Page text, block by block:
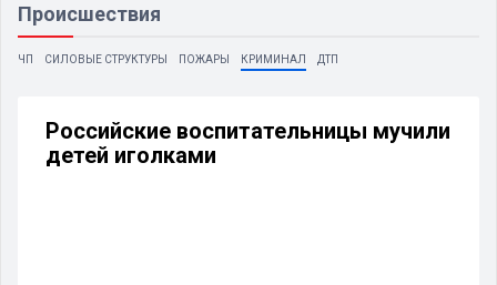
Происшествия
ЧП СИЛОВЫЕ СТРУКТУРЫ ПОЖАРЫ КРИМИНАЛ ДТП
Российские воспитательницы мучили
детей иголками